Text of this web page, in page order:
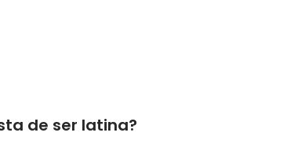
de ser latina?